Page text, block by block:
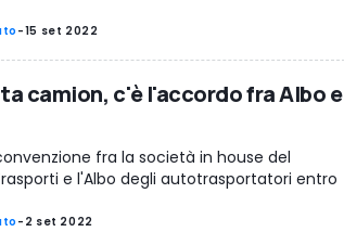
-15 set 2022
camion, c'è l'accordo fra Albo e
fra la società in house del
e l'Albo degli autotrasportatori entro
- 2 set 2022